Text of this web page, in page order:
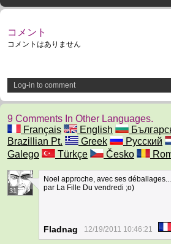
コメント
コメントはありません
Log-in to comment
9 Comments In Other Languages.
Français
English
Brazillian Pt.
Greek Русский
Galego
Türkçe Česko
31
Noel approche, avec ses
par La Fille Du vendredi ;o)
Fladnag 12/19/2011 10:46:21